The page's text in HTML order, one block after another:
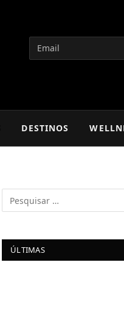
DESTINOS
ÚLTIMAS